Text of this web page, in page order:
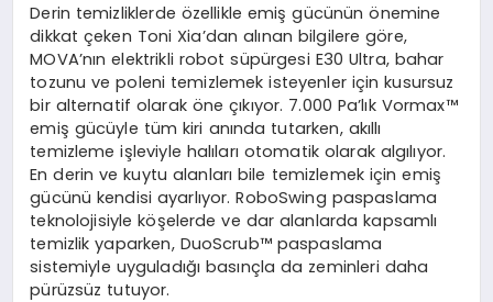
Derin temizliklerde özellikle emiş gücünün önemine
dikkat çeken Toni Xia’dan alınan bilgilere göre,
MOVA’nın elektrikli robot süpürgesi E30 Ultra, bahar
tozunu ve poleni temizlemek isteyenler için kusursuz
bir alternatif olarak öne çıkıyor. 7.000 Pa’lık Vormax™
emiş gücüyle tüm kiri anında tutarken, akıllı
temizleme işleviyle halıları otomatik olarak algılıyor.
En derin ve kuytu alanları bile temizlemek için emiş
gücünü kendisi ayarlıyor. RoboSwing paspaslama
teknolojisiyle köşelerde ve dar alanlarda kapsamlı
temizlik yaparken, DuoScrub™ paspaslama
sistemiyle uyguladığı basınçla da zeminleri daha
pürüzsüz tutuyor.